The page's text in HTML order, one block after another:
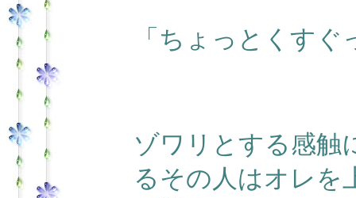
「ちょっとくす
ゾワリとする感触
るその人はオレを